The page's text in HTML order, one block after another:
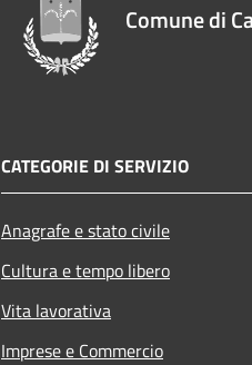
Comune di
CATEGORIE DI SERVIZIO
Anagrafe e stato civile
Cultura e tempo libero
Vita lavorativa
Imprese e Commercio